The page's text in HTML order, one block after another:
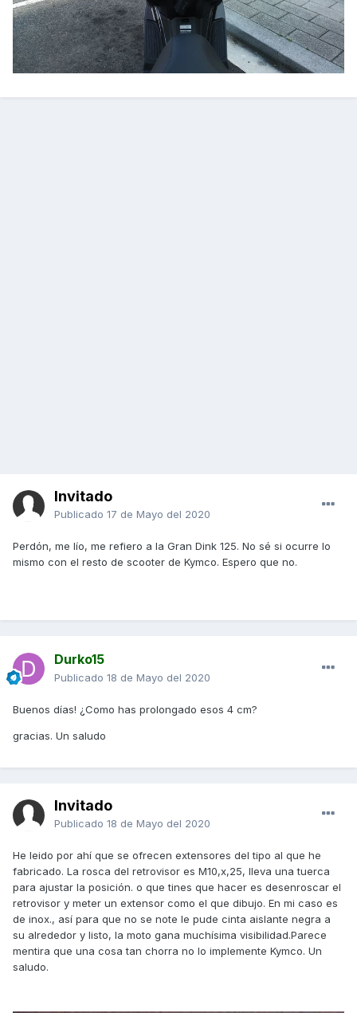
Invitado
Publicado 17 de Mayo del 2020
Perdón, me lío, me refiero a la Gran Dink 125. No sé si ocurre lo
mismo con el resto de scooter de Kymco. Espero que no.
Durko15
Publicado 18 de Mayo del 2020
Buenos días! ¿Como has prolongado esos 4 cm?
gracias. Un saludo
Invitado
Publicado 18 de Mayo del 2020
He leido por ahí que se ofrecen extensores del tipo al que he
fabricado. La rosca del retrovisor es M10,x,25, lleva una tuerca
para ajustar la posición. o que tines que hacer es desenroscar el
retrovisor y meter un extensor como el que dibujo. En mi caso es
de inox., así para que no se note le pude cinta aislante negra a
su alrededor y listo, la moto gana muchísima visibilidad.Parece
mentira que una cosa tan chorra no lo implemente Kymco. Un
saludo.